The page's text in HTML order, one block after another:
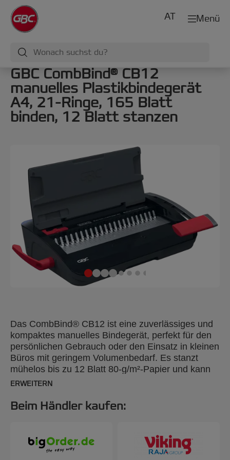
Menü
AT
GBC CombBind® CB12
manuelles Plastikbindegerät
A4, 21-Ringe, 165 Blatt
binden, 12 Blatt stanzen
Das CombBind® CB12 ist eine zuverlässiges und
kompaktes manuelles Bindegerät, perfekt für den
persönlichen Gebrauch oder den Einsatz in kleinen
Büros mit geringem Volumenbedarf. Es stanzt
mühelos bis zu 12 Blatt 80-g/m²-Papier und kann
bei Verwendung von 19-mm-Plastikbinderücken
leichtes, platzsparendes Design gewährleistet, den
Komfort verfügt es über eine Auffangschale für die
einfache Entsorgung des Schnittguts und ein
ERWEITERN
Beim Händler kaufen: